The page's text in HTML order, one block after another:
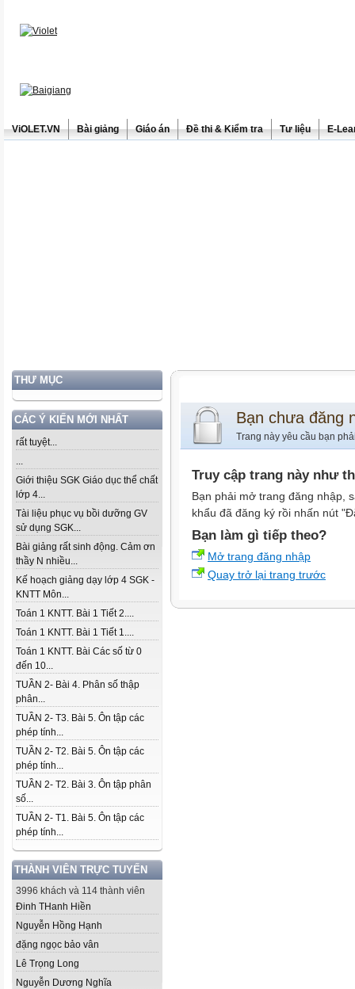
ViOLET.VN Bài giảng Giáo án Đề thi & Kiểm tra Tư liệu E-
THƯ MỤC
CÁC Ý KIẾN MỚI NHẤT
rất tuyệt...
...
Giới thiệu SGK Giáo dục thể chất
lớp 4...
Tài liệu phục vụ bồi dưỡng GV
sử dụng SGK...
Bài giảng rất sinh động. Cảm ơn
thầy N nhiều...
Kế hoạch giảng dạy lớp 4 SGK -
KNTT Môn...
Toán 1 KNTT. Bài 1 Tiết 2....
Toán 1 KNTT. Bài 1 Tiết 1....
Toán 1 KNTT. Bài Các số từ 0
đến 10...
TUẦN 2- Bài 4. Phân số thập
phân...
TUẦN 2- T3. Bài 5. Ôn tập các
phép tính...
TUẦN 2- T2. Bài 5. Ôn tập các
phép tính...
TUẦN 2- T2. Bài 3. Ôn tập phân
số...
TUẦN 2- T1. Bài 5. Ôn tập các
phép tính...
THÀNH VIÊN TRỰC TUYẾN
3996 khách và 114 thành viên
Đinh THanh Hiền
Nguyễn Hồng Hạnh
đặng ngọc bảo vân
Lê Trọng Long
Nguyễn Dương Nghĩa
Bạn chưa đăng
Trang này yêu cầu bạn
Truy cập trang này như
Bạn phải mở trang đăng nhập,
khẩu đã đăng ký rồi nhấn nút
Bạn làm gì tiếp theo?
Mở trang đăng nhập
Quay trở lại trang trước